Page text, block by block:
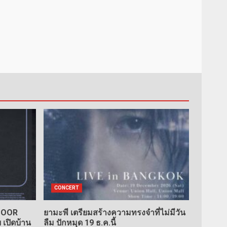
เปิดบ้าน
CONCERT
ยามะพี เตรียมสร้างความทรงจำที่ไม่มีวัน
ลืม ปักหมุด 19 ธ.ค.นี้